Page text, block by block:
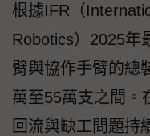
根據IFR（
Robotics）2025年
臂與協作手臂的總
萬至55萬支之間。
回流與缺工問題持